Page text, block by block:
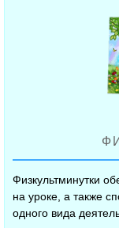
Физкультминутки
на уроке, а также
одного вида